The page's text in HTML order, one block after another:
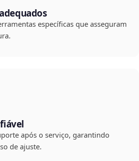
específicas que asseguram
após o serviço, garantindo
de ajuste.